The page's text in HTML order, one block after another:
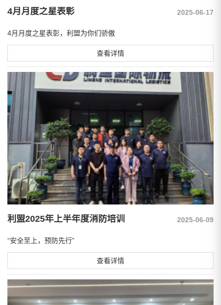
4月月度之星表彰 2025-06-17
4月月度之星表彰，利盟为你们骄傲
查看详情
利盟2025年上半年度消防培训 2025-06-09
“安全至上，预防先行”
查看详情